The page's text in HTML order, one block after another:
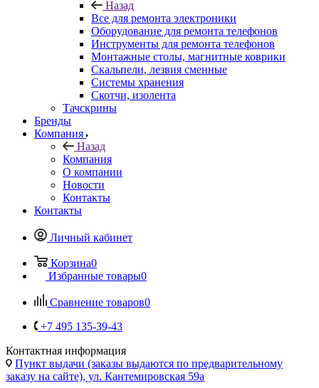
Монтажные столы, магнитные коврики
Скальпели, лезвия сменные
Системы хранения
Скотчи, изолента
Тачскрины
Назад
Компания
О компании
Новости
Контакты
Контакты
Личный кабинет
Корзина
Избранные товары
Сравнение товаров
+7 495 135-39-43
Контактная информация
Пункт выдачи (заказы выдаются по предварительному
заказу на сайте), ул. Кантемировская 59а
vcland@vcland.ru
Вконтакте